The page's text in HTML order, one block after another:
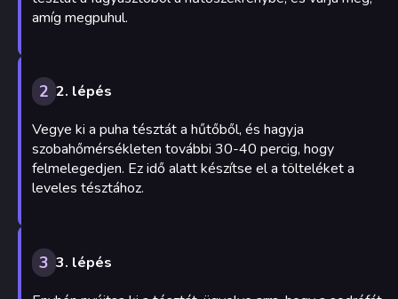
amíg megpuhul.
2 2. lépés
Vegye ki a puha tésztát a hűtőből, és hagyja
szobahőmérsékleten további 30-40 percig, hogy
felmelegedjen. Ez idő alatt készítse el a tölteléket a
leveles tésztához.
3 3. lépés